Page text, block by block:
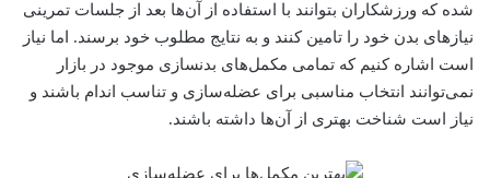
شده که ورزشکاران بتوانند با استفاده از آن‌ها بعد از جلسات تمرینی
نیازهای بدن خود را تامین کنند و به نتایج مطلوب خود برسند. اما نیاز
است اشاره کنیم که تمامی مکمل‌های بدنسازی موجود در بازار
نمی‌توانند انتخاب مناسبی برای عضله‌سازی و تناسب اندام باشند و
نیاز است شناخت بهتری از آن‌ها داشته باشند.